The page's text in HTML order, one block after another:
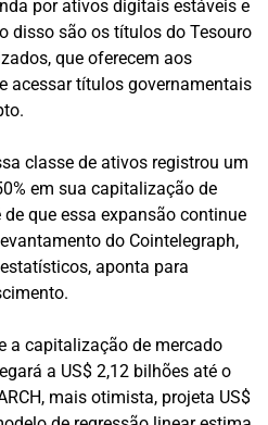
por ativos digitais estáveis e
disso são os títulos do Tesouro
que oferecem aos
acessar títulos governamentais
classe de ativos registrou um
em sua capitalização de
que essa expansão continue
do Cointelegraph,
aponta para
a capitalização de mercado
a US$ 2,12 bilhões até o
mais otimista, projeta US$